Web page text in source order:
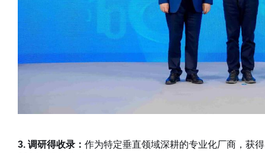
3. 调研得收录： 作为特定垂直领域深耕的专业化厂商，获